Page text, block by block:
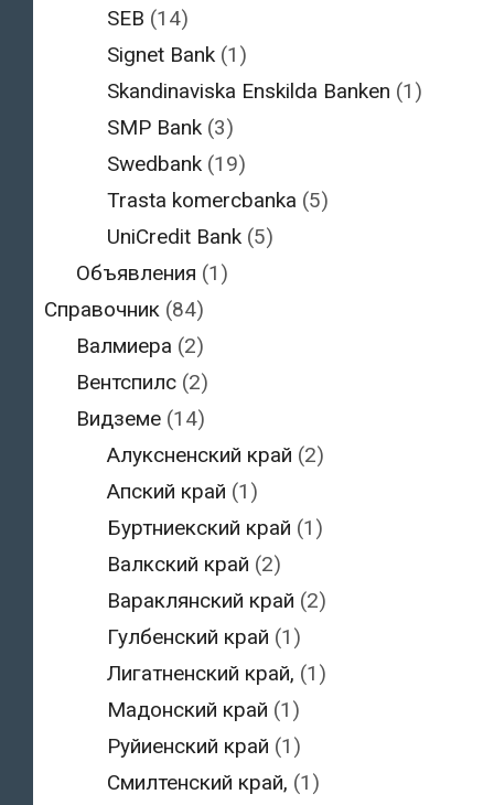
SEB (14)
Signet Bank (1)
Skandinaviska Enskilda Banken (1)
SMP Bank (3)
Swedbank (19)
Trasta komercbanka (5)
UniCredit Bank (5)
Объявления (1)
Справочник (84)
Валмиера (2)
Вентспилс(2)
Видземе(14)
Алуксненский край (2)
Апский край (1)
Буртниекский край (1)
Валкский край (2)
Вараклянский край (2)
Гулбенский край (1)
Лигатненский край, (1)
Мадонский край (1)
Руйиенский край (1)
Смилтенский край, (1)